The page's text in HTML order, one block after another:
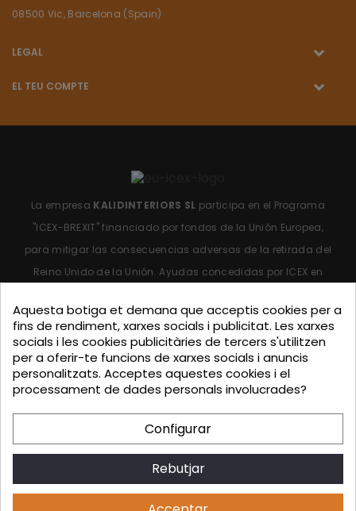
08500 Vic, Barcelona (Spain)
LEGAL
EL TEU COMPTE
La empresa KALIDINTERIORS SL participa en el Programa
"ICEX-BREXIT"financiado por fondos de la Unión Europea,
para mitigar las consecuencias adversas de la retirada del
Reino Unido de la Unión.Ayudas concedidas por ICEX en
KALIDINTERIORS, S.L. ha participado en el Programa de
Iniciación a la Exportación ICEX-Next, y ha contado con el
apoyo de ICEX, así como con la cofinanciación de Fondos
europeos FEDER, habiendo contribuido según la medida de
los mismos, al crecimiento económico de esta empresa, su
región y de España en su conjunto
Aquesta botiga et demana que acceptis cookies per a
fins de rendiment, xarxes socials i publicitat. Les xarxes
socials i les cookies publicitàries de tercers s'utilitzen
per a oferir-te funcions de xarxes socials i anuncis
personalitzats. Acceptes aquestes cookies i el
processament de dades personals involucrades?
Configurar
Rebutjar